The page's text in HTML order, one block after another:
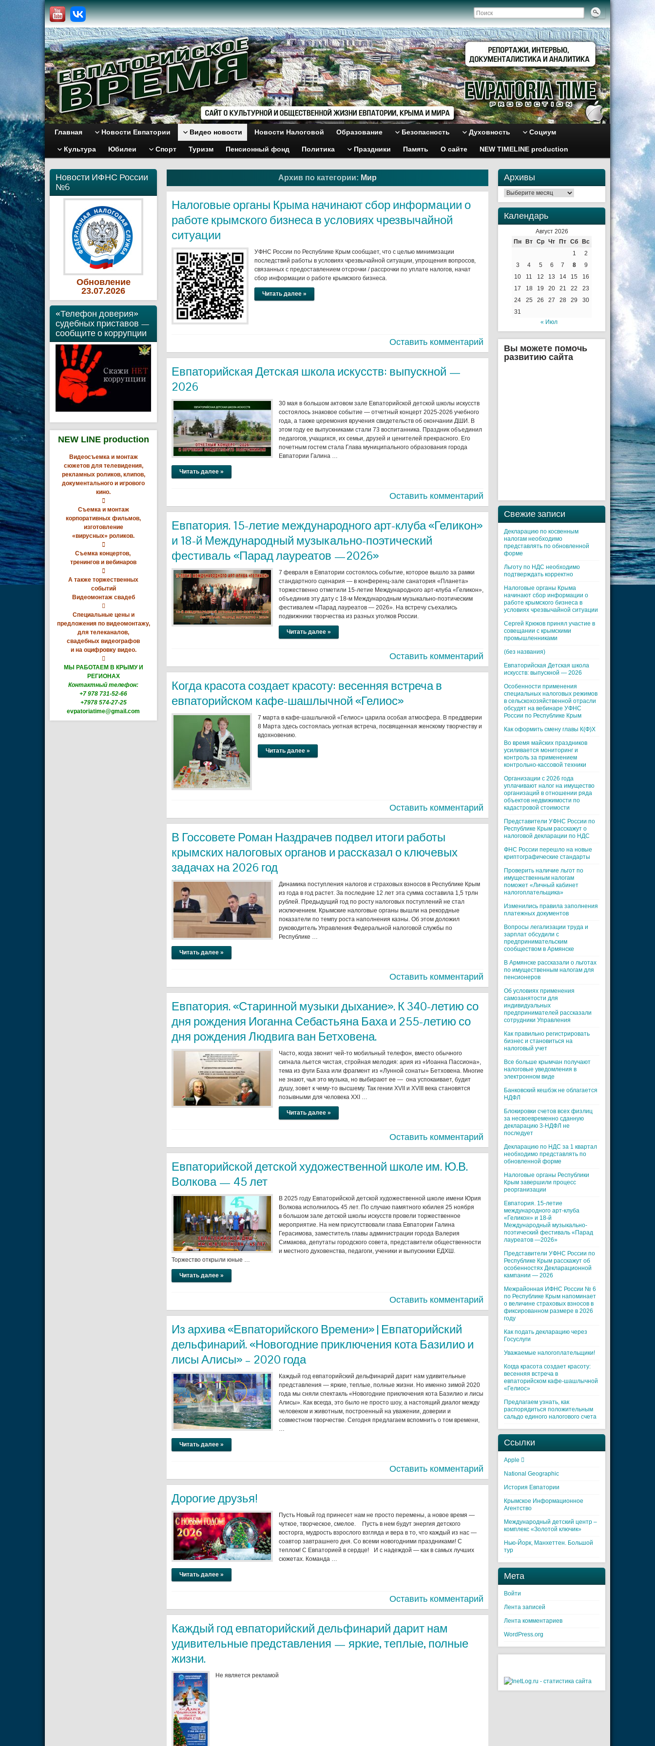
Главная Новости Евпатории Видео новости Новости Налоговой Образование Безопасность Духовность Социум
Культура Юбилеи Спорт Туризм Пенсионный фонд Политика Праздники Память О сайте NEW TIMELINE production
Новости ИФНС России
№6
Обновление
23.07.2026
«Телефон доверия»
судебных приставов —
сообщите о коррупции
NEW LINE production
Видеосъемка и монтаж
сюжетов для телевидения,
рекламных роликов, клипов,
документального и игрового
кино.

Съемка и монтаж
корпоративных фильмов,
изготовление
«вирусных» роликов.

Съемка концертов,
тренингов и вебинаров

А также торжественных
событий
Видеомонтаж свадеб

Специальные цены и
предложения по видеомонтажу,
для телеканалов,
свадебных видеографов
и на оцифровку видео.

МЫ РАБОТАЕМ В КРЫМУ И
РЕГИОНАХ
Контактный телефон:
+7 978 731-52-66
+7978 574-27-25
evpatoriatime@gmail.com
Архив по категории: Мир
Налоговые органы Крыма начинают сбор информации о
работе крымского бизнеса в условиях чрезвычайной
ситуации
УФНС России по Республике Крым сообщает, что с целью минимизации
последствий работы в условиях чрезвычайной ситуации, упрощения вопросов,
связанных с предоставлением отсрочки / рассрочки по уплате налогов, начат
сбор информации о работе крымского бизнеса.
Читать далее »
Оставить комментарий
Евпаторийская Детская школа искусств: выпускной —
2026
30 мая в большом актовом зале Евпаторийской детской школы искусств
состоялось знаковое событие — отчетный концерт 2025-2026 учебного
года, а также церемония вручения свидетельств об окончании ДШИ. В
этом году ее выпускниками стали 73 воспитанника. Праздник объединил
педагогов, учащихся, их семьи, друзей и ценителей прекрасного. Его
почетным гостем стала Глава муниципального образования города
Евпатории Галина …
Читать далее »
Оставить комментарий
Евпатория. 15-летие международного арт-клуба «Геликон»
и 18-й Международный музыкально-поэтический
фестиваль «Парад лауреатов —2026»
7 февраля в Евпатории состоялось событие, которое вышло за рамки
стандартного сценария — в конференц-зале санатория «Планета»
торжественно отметили 15-летие Международного арт-клуба «Геликон»,
объединив эту дату с 18-м Международным музыкально-поэтическим
фестивалем «Парад лауреатов — 2026». На встречу съехались
подвижники творчества из разных уголков России.
Читать далее »
Оставить комментарий
Когда красота создает красоту: весенняя встреча в
евпаторийском кафе-шашлычной «Гелиос»
7 марта в кафе-шашлычной «Гелиос» царила особая атмосфера. В преддверии
8 Марта здесь состоялась уютная встреча, посвященная женскому творчеству и
вдохновению.
Читать далее »
Оставить комментарий
В Госсовете Роман Наздрачев подвел итоги работы
крымских налоговых органов и рассказал о ключевых
задачах на 2026 год
Динамика поступления налогов и страховых взносов в Республике Крым
из года в год растет. За последние 12 лет эта сумма составила 1,5 трлн
рублей. Предыдущий год по росту налоговых поступлений не стал
исключением. Крымские налоговые органы вышли на рекордные
показатели по темпу роста наполнения казны. Об этом доложил
руководитель Управления Федеральной налоговой службы по
Республике …
Читать далее »
Оставить комментарий
Евпатория. «Старинной музыки дыхание». К 340-летию со
дня рождения Иоганна Себастьяна Баха и 255-летию со
дня рождения Людвига ван Бетховена.
Часто, когда звонит чей-то мобильный телефон, вместо обычного
сигнала льется чистая, стройная мелодия: ария из «Иоанна Пассиона»,
тема из фуги Баха или фрагмент из «Лунной сонаты» Бетховена. Многие
не знают, чья это музыка, но выбирают ее — она успокаивает, будит
душу, зовет к чему-то высшему. Так гении XVII и XVIII века становятся
позывными для человека XXI …
Читать далее »
Оставить комментарий
Евпаторийской детской художественной школе им. Ю.В.
Волкова — 45 лет
В 2025 году Евпаторийской детской художественной школе имени Юрия
Волкова исполнилось 45 лет. По случаю памятного юбилея 25 ноября
в большом зале детской школы искусств провели торжественное
мероприятие. На нем присутствовали глава Евпатории Галина
Герасимова, заместитель главы администрации города Валерия
Симакова, депутаты городского совета, представители общественности
и местного духовенства, педагоги, ученики и выпускники ЕДХШ.
Торжество открыли юные …
Читать далее »
Оставить комментарий
Из архива «Евпаторийского Времени» | Евпаторийский
дельфинарий. «Новогодние приключения кота Базилио и
лисы Алисы» – 2020 года
Каждый год евпаторийский дельфинарий дарит нам удивительные
представления — яркие, теплые, полные жизни. Но именно зимой 2020
года мы сняли спектакль «Новогодние приключения кота Базилио и лисы
Алисы». Как всегда, это было не просто шоу, а настоящий диалог между
человеком и животным, построенный на уважении, доверии и
совместном творчестве. Сегодня предлагаем вспомнить о том времени,
…
Читать далее »
Оставить комментарий
Дорогие друзья!
Пусть Новый год принесет нам не просто перемены, а новое время —
чуткое, творческое, смелое. Пусть в нем будут энергия детского
восторга, мудрость взрослого взгляда и вера в то, что каждый из нас —
соавтор завтрашнего дня. Со всеми новогодними праздниками! С
теплом! С Евпаторией в сердце! И с надеждой — как в самых лучших
сюжетах. Команда …
Читать далее »
Оставить комментарий
Каждый год евпаторийский дельфинарий дарит нам
удивительные представления — яркие, теплые, полные
жизни.
Не является рекламой
Архивы
Архивы
Календарь
Август 2026
Пн
Вт Ср Чт Пт Сб
Вс
1
2
3
4 5 6 7 8
9
10
11 12 13 14 15
16
17
18 19 20 21 22
23
24
25 26 27 28 29
30
31
« Июл
Вы можете помочь
развитию сайта
Свежие записи
Декларацию по косвенным
налогам необходимо
представлять по обновленной
форме
Льготу по НДС необходимо
подтверждать корректно
Налоговые органы Крыма
начинают сбор информации о
работе крымского бизнеса в
условиях чрезвычайной ситуации
Cергей Крюков принял участие в
совещании с крымскими
промышленниками
(без названия)
Евпаторийская Детская школа
искусств: выпускной — 2026
Особенности применения
специальных налоговых режимов
в сельскохозяйственной отрасли
обсудят на вебинаре УФНС
России по Республике Крым
Как оформить смену главы К(Ф)Х
Во время майских праздников
усиливается мониторинг и
контроль за применением
контрольно-кассовой техники
Организации с 2026 года
уплачивают налог на имущество
организаций в отношении ряда
объектов недвижимости по
кадастровой стоимости
Представители УФНС России по
Республике Крым расскажут о
налоговой декларации по НДС
ФНС России перешло на новые
криптографические стандарты
Проверить наличие льгот по
имущественным налогам
поможет «Личный кабинет
налогоплательщика»
Изменились правила заполнения
платежных документов
Вопросы легализации труда и
зарплат обсудили с
предпринимательским
сообществом в Армянске
В Армянске рассказали о льготах
по имущественным налогам для
пенсионеров
Об условиях применения
самозанятости для
индивидуальных
предпринимателей рассказали
сотрудники Управления
Как правильно регистрировать
бизнес и становиться на
налоговый учет
Все больше крымчан получают
налоговые уведомления в
электронном виде
Банковский кешбэк не облагается
НДФЛ
Блокировки счетов всех физлиц
за несвоевременно сданную
декларацию 3-НДФЛ не
последует
Декларацию по НДС за 1 квартал
необходимо представлять по
обновленной форме
Налоговые органы Республики
Крым завершили процесс
реорганизации
Евпатория. 15-летие
международного арт-клуба
«Геликон» и 18-й
Международный музыкально-
поэтический фестиваль «Парад
лауреатов —2026»
Представители УФНС России по
Республике Крым расскажут об
особенностях Декларационной
кампании — 2026
Межрайонная ИФНС России № 6
по Республике Крым напоминает
о величине страховых взносов в
фиксированном размере в 2026
году
Как подать декларацию через
Госуслуги
Уважаемые налогоплательщики!
Когда красота создает красоту:
весенняя встреча в
евпаторийском кафе-шашлычной
«Гелиос»
Предлагаем узнать, как
распорядиться положительным
сальдо единого налогового счета
Ссылки
Apple 
National Geographic
История Евпатории
Крымское Информационное
Агентство
Международный детский центр –
комплекс «Золотой ключик»
Нью-Йорк, Манхеттен. Большой
тур
Мета
Войти
Лента записей
Лента комментариев
WordPress.org